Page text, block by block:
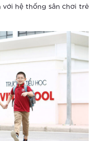
với hệ thống sân chơi trẻ
minh khác xa khu
ra sao?
sống trong môi
cao tại Vinhomes